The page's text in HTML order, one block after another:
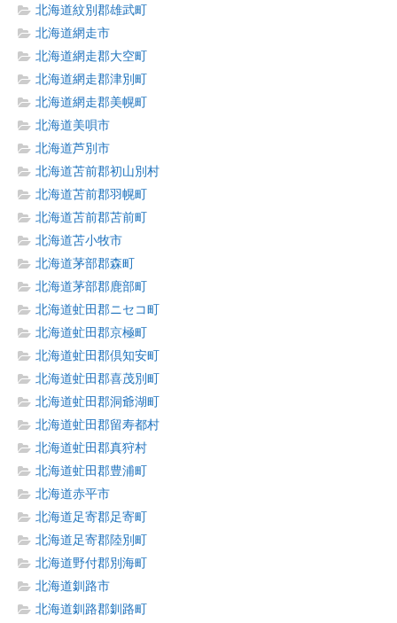
北海道紋別郡雄武町
北海道網走市
北海道網走郡大空町
北海道網走郡津別町
北海道網走郡美幌町
北海道美唄市
北海道芦別市
北海道苫前郡初山別村
北海道苫前郡羽幌町
北海道苫前郡苫前町
北海道苫小牧市
北海道茅部郡森町
北海道茅部郡鹿部町
北海道虻田郡ニセコ町
北海道虻田郡京極町
北海道虻田郡倶知安町
北海道虻田郡喜茂別町
北海道虻田郡洞爺湖町
北海道虻田郡留寿都村
北海道虻田郡真狩村
北海道虻田郡豊浦町
北海道赤平市
北海道足寄郡足寄町
北海道足寄郡陸別町
北海道野付郡別海町
北海道釧路市
北海道釧路郡釧路町